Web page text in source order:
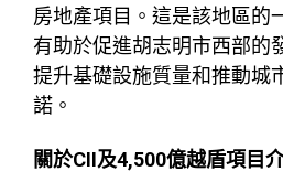
房地產項目。這是該地區的
有助於促進胡志明市西部的
提升基礎設施質量和推動城
諾。
關於CII及4,500億越盾項目